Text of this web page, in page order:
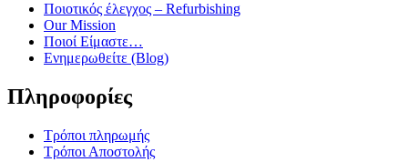
Ποιοτικός έλεγχος – Refurbishing
Our Mission
Ποιοί Είμαστε…
Ενημερωθείτε (Blog)
Πληροφορίες
Τρόποι πληρωμής
Τρόποι Αποστολής